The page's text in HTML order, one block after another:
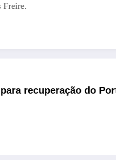
Freire.
recuperação do